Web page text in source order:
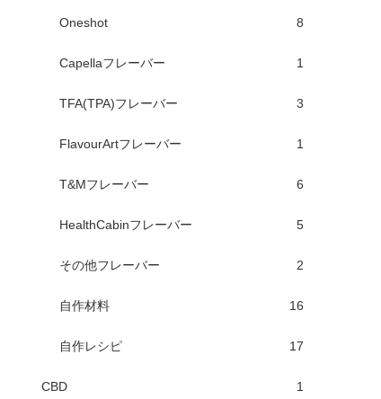
Oneshot 8
Capellaフレーバー 1
TFA(TPA)フレーバー 3
FlavourArtフレーバー 1
T&Mフレーバー 6
HealthCabinフレーバー 5
その他フレーバー 2
自作材料 16
自作レシピ 17
CBD 1